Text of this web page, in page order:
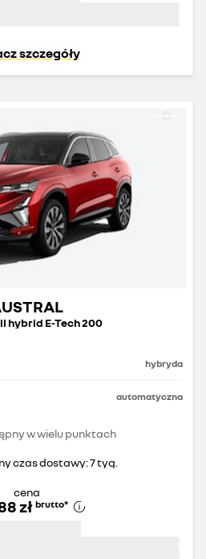
szczegóły
hybrid E-Tech 200
hybryda
automatyczna
w wielu punktach
czas dostawy: 7 tyg.
cena
złbrutto*